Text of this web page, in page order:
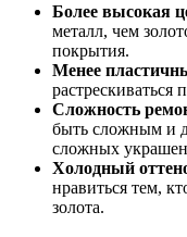
Более высокая
металл, чем
покрытия.
Менее
Сложность
быть сложным и
сложных
Холодный
нравиться тем,
золота.